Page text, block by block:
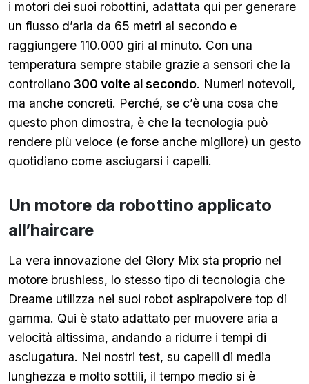
i motori dei suoi robottini, adattata qui per generare
un flusso d’aria da 65 metri al secondo e
raggiungere 110.000 giri al minuto. Con una
temperatura sempre stabile grazie a sensori che la
controllano 300 volte al secondo. Numeri notevoli,
ma anche concreti. Perché, se c’è una cosa che
questo phon dimostra, è che la tecnologia può
rendere più veloce (e forse anche migliore) un gesto
quotidiano come asciugarsi i capelli.
Un motore da robottino applicato
all’haircare
La vera innovazione del Glory Mix sta proprio nel
motore brushless, lo stesso tipo di tecnologia che
Dreame utilizza nei suoi robot aspirapolvere top di
gamma. Qui è stato adattato per muovere aria a
velocità altissima, andando a ridurre i tempi di
asciugatura. Nei nostri test, su capelli di media
lunghezza e molto sottili, il tempo medio si è